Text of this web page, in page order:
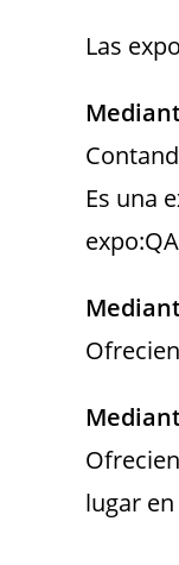
Las
Es una
lugar